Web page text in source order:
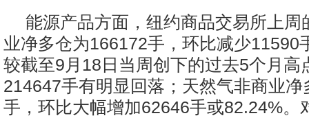
能源产品方面，纽约商品交易所上周
业净多仓为166172手，环比减少11590
较截至9月18日当周创下的过去5个月
214647手有明显回落；天然气非商业
手，环比大幅增加62646手或82.24%。